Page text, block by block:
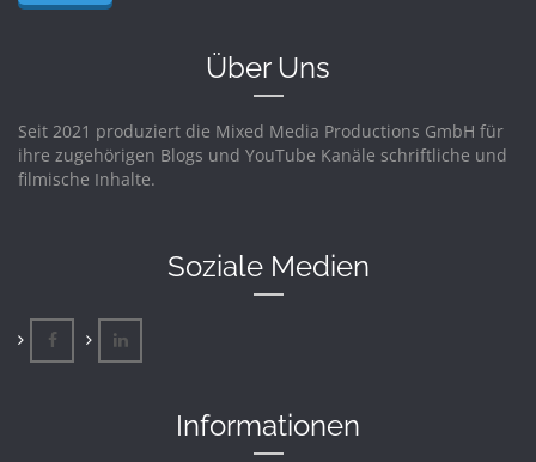
Über Uns
Seit 2021 produziert die Mixed Media Productions GmbH für
ihre zugehörigen Blogs und YouTube Kanäle schriftliche und
filmische Inhalte.
Soziale Medien
Informationen